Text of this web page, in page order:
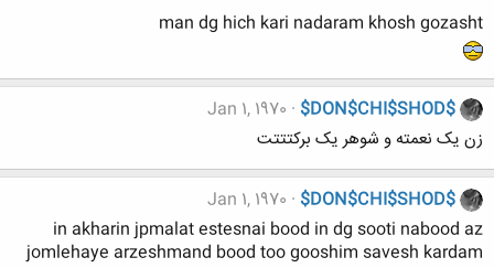
man dg hich kari nadaram khosh gozasht
$DON$CHI$SHOD$
Jan 1, 1970
زن یک نعمته و شوهر یک برکتتتت
$DON$CHI$SHOD$
Jan 1, 1970
in akharin jpmalat estesnai bood in dg sooti nabood az
jomlehaye arzeshmand bood too gooshim savesh kardam